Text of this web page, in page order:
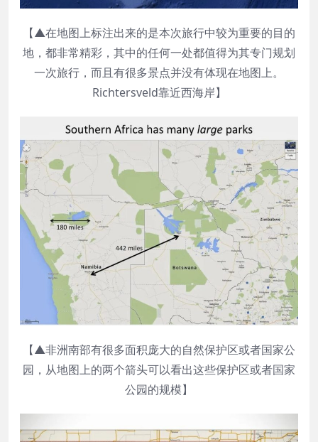
【▲在地图上标注出来的是本次旅行中较为重要的目的
地，都非常精彩，其中的任何一处都值得为其专门规划
一次旅行，而且有很多景点并没有体现在地图上。
Richtersveld靠近西海岸】
【▲非洲南部有很多面积庞大的自然保护区或者国家公
园，从地图上的两个箭头可以看出这些保护区或者国家
公园的规模】